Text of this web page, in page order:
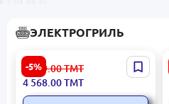
ЭЛЕКТРОГРИЛЬ
-5%
Braun CG9160 |
Электрогриль Быстрый
Нагрев
4 819.00ТМТ
4 568.00ТМТ